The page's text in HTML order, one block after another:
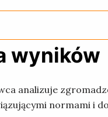
wyników
analizuje
normami i